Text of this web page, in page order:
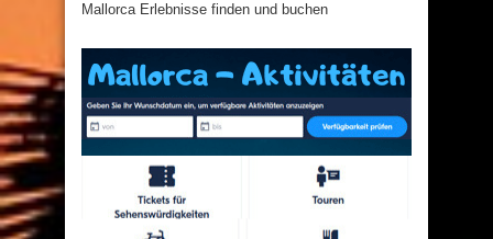
Mallorca Erlebnisse finden und buchen